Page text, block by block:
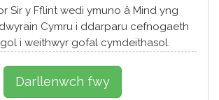
Sir y Fflint wedi ymuno â Mind yng
Cymru i ddarparu cefnogaeth
i weithwyr gofal cymdeithasol.
Darllenwch fwy